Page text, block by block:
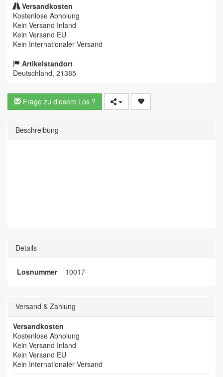
Versandkosten
Kostenlose Abholung
Kein Versand Inland
Kein Versand EU
Kein Internationaler Versand
Artikelstandort
Deutschland, 21385
Frage zu diesem Los ?
Beschreibung
Details
Losnummer 10017
Versand & Zahlung
Versandkosten
Kostenlose Abholung
Kein Versand Inland
Kein Versand EU
Kein Internationaler Versand